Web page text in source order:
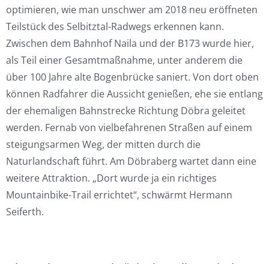
optimieren, wie man unschwer am 2018 neu eröffneten
Teilstück des Selbitztal-Radwegs erkennen kann.
Zwischen dem Bahnhof Naila und der B173 wurde hier,
als Teil einer Gesamtmaßnahme, unter anderem die
über 100 Jahre alte Bogenbrücke saniert. Von dort oben
können Radfahrer die Aussicht genießen, ehe sie entlang
der ehemaligen Bahnstrecke Richtung Döbra geleitet
werden. Fernab von vielbefahrenen Straßen auf einem
steigungsarmen Weg, der mitten durch die
Naturlandschaft führt. Am Döbraberg wartet dann eine
weitere Attraktion. „Dort wurde ja ein richtiges
Mountainbike-Trail errichtet“, schwärmt Hermann
Seiferth.